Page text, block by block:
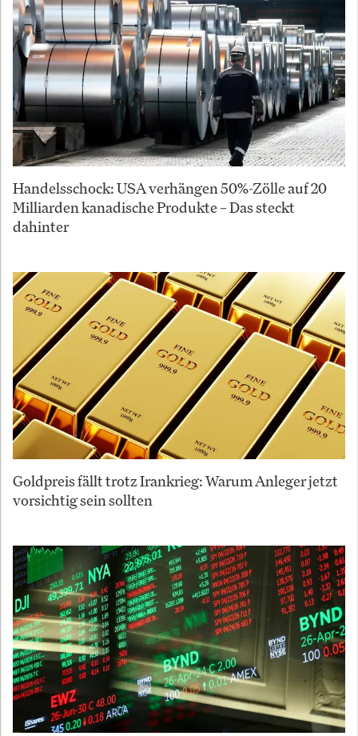
Handelsschock: USA verhängen 50%-Zölle auf 20
Milliarden kanadische Produkte – Das steckt
dahinter
Goldpreis fällt trotz Irankrieg: Warum Anleger jetzt
vorsichtig sein sollten